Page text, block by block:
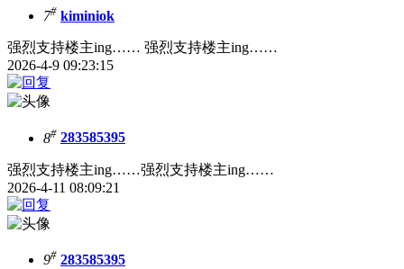
7# kiminiok
强烈支持楼主ing…… 强烈支持楼主ing……
2026-4-9 09:23:15
8# 283585395
强烈支持楼主ing……强烈支持楼主ing……
2026-4-11 08:09:21
9# 283585395